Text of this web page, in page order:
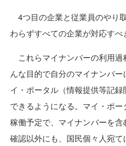
4つ目の企業と従業員のやり
わらずすべての企業が対応すべ
これらマイナンバーの利用過
んな目的で自分のマイナンバ
イ・ポータル（情報提供等記
できるようになる。マイ・ポ
稼働予定で、マイナンバーを
確認以外にも、国民個々人宛